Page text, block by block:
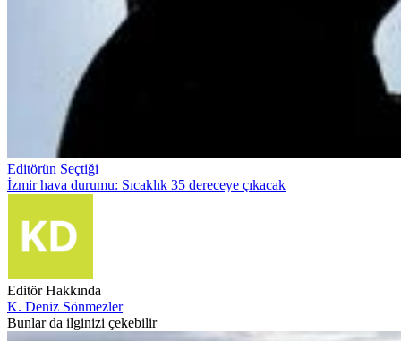
Editörün Seçtiği
İzmir hava durumu: Sıcaklık 35 dereceye çıkacak
Editör Hakkında
K. Deniz Sönmezler
Bunlar da ilginizi çekebilir